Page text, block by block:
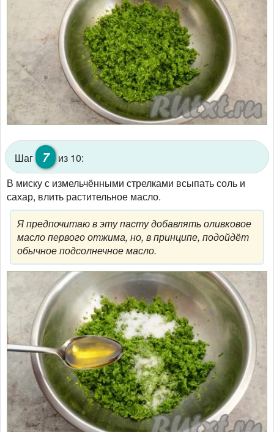
Шаг 7 из 10:
В миску с измельчёнными стрелками всыпать соль и
сахар, влить растительное масло.
Я предпочитаю в эту пасту добавлять оливковое
масло первого отжима, но, в принципе, подойдёт
обычное подсолнечное масло.